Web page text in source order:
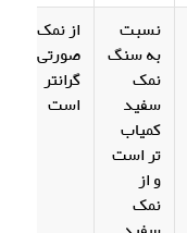
نسبت
به سنگ
نمک
سفید
کمیاب
تر است
و از
نمک
از نمک
صورتی
گرانتر
است